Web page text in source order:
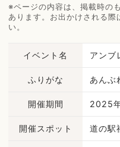
※ページの内容は、掲載時の
あります。お出かけされる際
い。
イベント名 アンブ
ふりがな あんぶ
開催期間 2025
開催スポット 道の駅